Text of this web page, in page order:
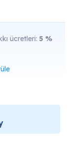
ücretleri: 5 %